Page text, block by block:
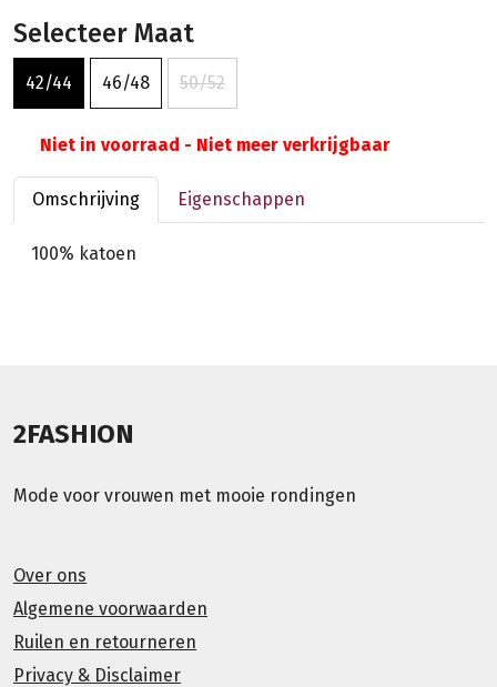
Selecteer Maat
42/44 46/48 50/52
Niet in voorraad - Niet meer verkrijgbaar
Omschrijving Eigenschappen
100% katoen
2FASHION
Mode voor vrouwen met mooie rondingen
Over ons
Algemene voorwaarden
Ruilen en retourneren
Privacy & Disclaimer